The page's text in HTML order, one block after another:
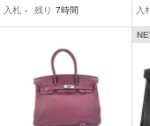
ンドバッグ レディース
入札 - 残り 7時間
ー
入